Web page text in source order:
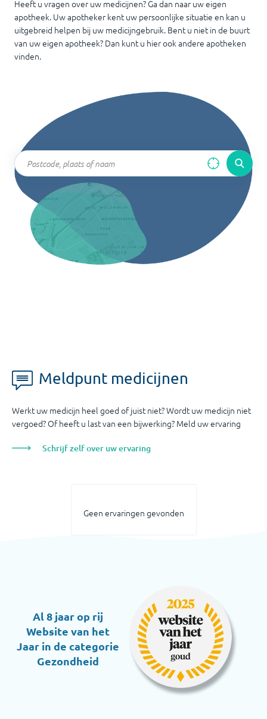
Heeft u vragen over uw medicijnen? Ga dan naar uw eigen
apotheek. Uw apotheker kent uw persoonlijke situatie en kan u
uitgebreid helpen bij uw medicijngebruik. Bent u niet in de buurt
van uw eigen apotheek? Dan kunt u hier ook andere apotheken
vinden.
Meldpunt medicijnen
Werkt uw medicijn heel goed of juist niet? Wordt uw medicijn niet
vergoed? Of heeft u last van een bijwerking? Meld uw ervaring
Schrijf zelf over uw ervaring
Geen ervaringen gevonden
Al 8 jaar op rij
Website van het
Jaar in de categorie
Gezondheid